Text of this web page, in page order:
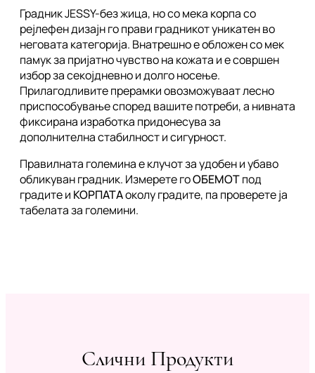
Градник JESSY-без жица, но со мека корпа со
рејлефен дизајн го прави градникот уникатен во
неговата категорија. Внатрешно е обложен со мек
памук за пријатно чувство на кожата и е совршен
избор за секојдневно и долго носење.
Прилагодливите прерамки овозможуваат лесно
приспособување според вашите потреби, а нивната
фиксирана изработка придонесува за
дополнителна стабилност и сигурност.
Правилната големина е клучот за удобен и убаво
обликуван градник. Измерете гоОБЕМОТпод
градите и КОРПАТАоколу градите, па проверете ја
табелата за големини.
Слични Продукти